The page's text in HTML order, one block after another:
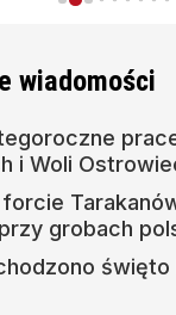
wiadomości
i Woli
grobach
święto